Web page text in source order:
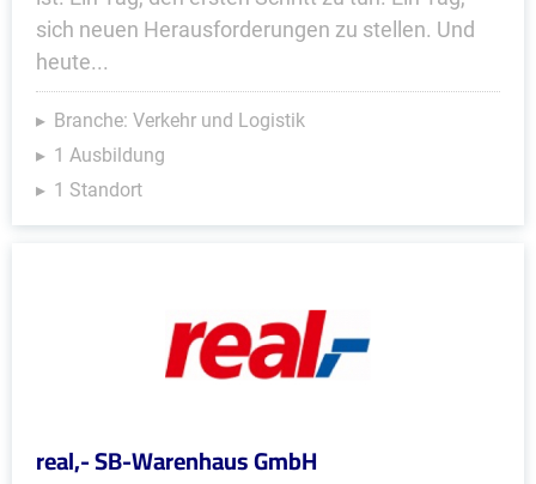
sich neuen Herausforderungen zu stellen. Und
heute...
Branche: Verkehr und Logistik
1 Ausbildung
1 Standort
real,- SB-Warenhaus GmbH